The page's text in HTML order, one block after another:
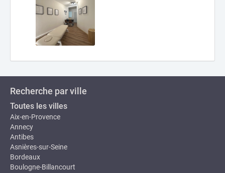
Recherche par ville
Toutes les villes
Aix-en-Provence
Annecy
Antibes
Asnières-sur-Seine
Bordeaux
Boulogne-Billancourt